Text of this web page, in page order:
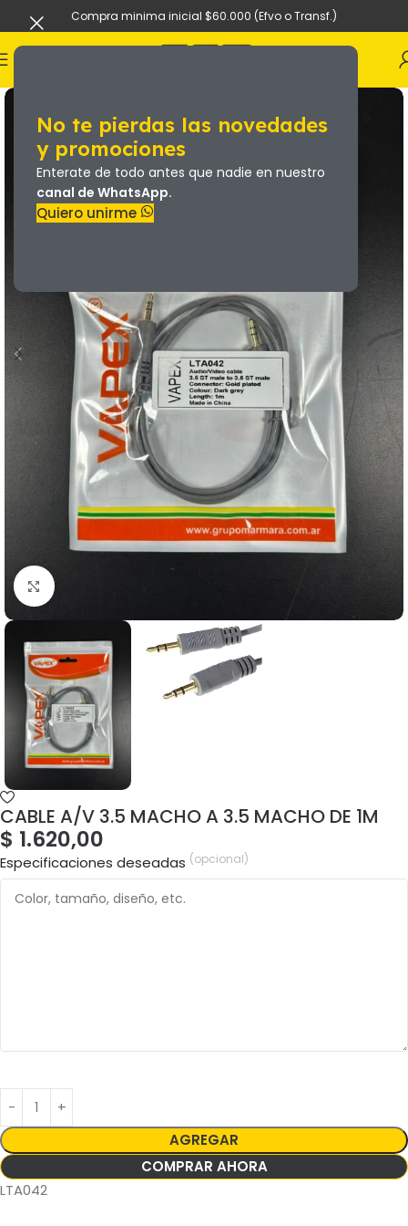
No te pierdas las novedades
y promociones
Enterate de todo antes que nadie en nuestro
canal de WhatsApp.
Quiero unirme
Compra minima inicial $60.000 (Efvo o Transf.)
CABLE A/V 3.5 MACHO A 3.5 MACHO DE 1M
$ 1.620,00
Especificaciones deseadas (opcional)
AGREGAR
COMPRAR AHORA
LTA042